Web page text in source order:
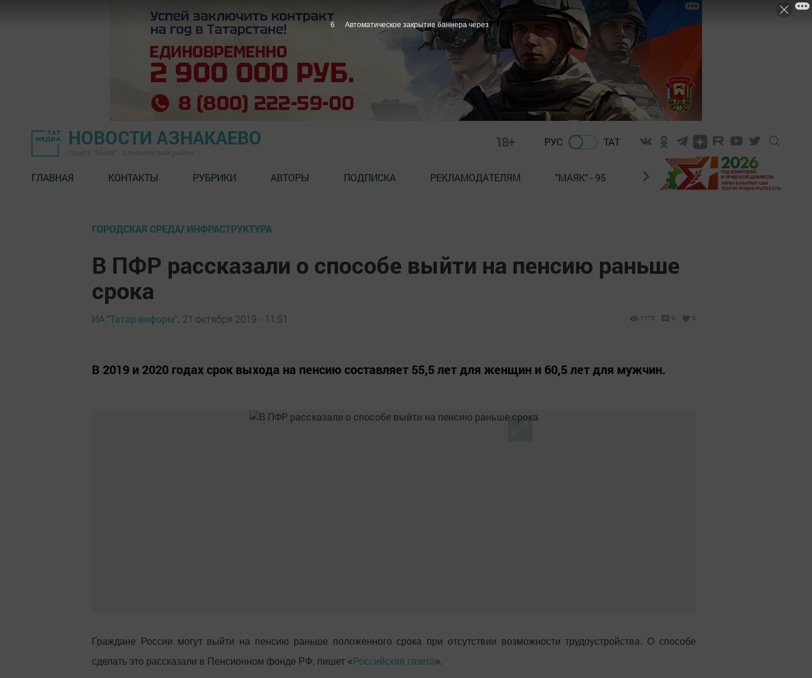
НОВОСТИ АЗНАКАЕВО 18+ РУС ТАТ
ГЛАВНАЯ КОНТАКТЫ РУБРИКИ АВТОРЫ ПОДПИСКА РЕКЛАМОДАТЕЛЯМ "МАЯК" - 95 "ГУЛЬСТАН" НАШ ПОЧТАЛЬОН
ГОРОДСКАЯ СРЕДА/ ИНФРАСТРУКТУРА
В ПФР рассказали о способе выйти на пенсию раньше
срока
ИА "Татар-информ", 21 октября 2019 - 11:51 1176 0 0
В 2019 и 2020 годах срок выхода на пенсию составляет 55,5 лет для женщин и 60,5 лет для мужчин.
Граждане России могут выйти на пенсию раньше положенного срока при отсутствии возможности трудоустройства. О способе
сделать это рассказали в Пенсионном фонде РФ, пишет « Российская газета».
5 Автоматическое закрытие баннера через